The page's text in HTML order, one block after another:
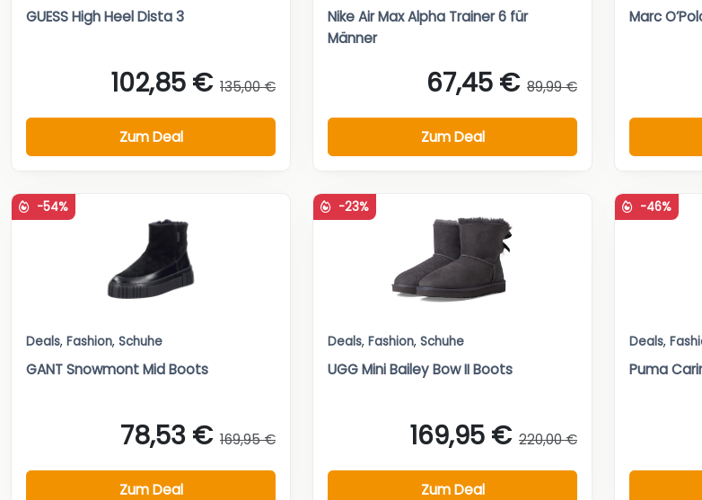
GUESS High Heel Dista 3
102,85 € 135,00 €
Zum Deal
Nike Air Max Alpha Trainer 6 für
Männer
67,45 € 89,99 €
Zum Deal
Marc
-54%
Deals, Fashion, Schuhe
GANT Snowmont Mid Boots
78,53 € 169,95 €
Zum Deal
-23%
Deals, Fashion, Schuhe
UGG Mini Bailey Bow II Boots
169,95 € 220,00 €
Zum Deal
-46%
Deals,
Puma